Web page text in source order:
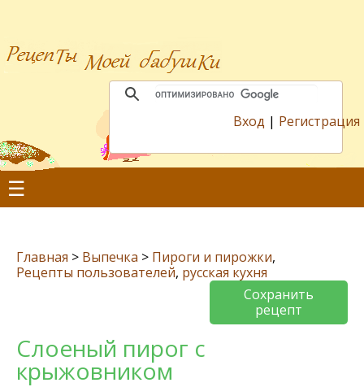
Вход | Регистрация
☰
Главная > Выпечка > Пироги и пирожки,
Рецепты пользователей, русская кухня
Сохранить
рецепт
Слоеный пирог с
крыжовником